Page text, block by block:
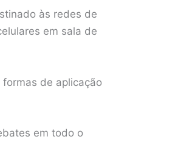
às redes de
em sala de
de aplicação
em todo o